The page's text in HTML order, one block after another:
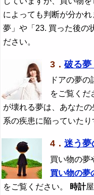
によっても判断が分か
夢」や「23. 買った後の
ださい。
3．破る夢
ドアの夢の
をご覧くだ
が壊れる夢は、あなた
系の疾患に陥っていたり
4． 迷う夢
買い物の夢
買い物の夢
をご覧ください。
時計